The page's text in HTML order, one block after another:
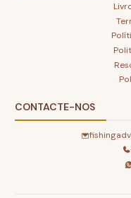
CONTACTE-NOS